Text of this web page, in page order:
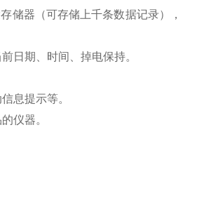
储器（可存储上千条数据记录），
日期、时间、掉电保持。
息提示等。
仪器。